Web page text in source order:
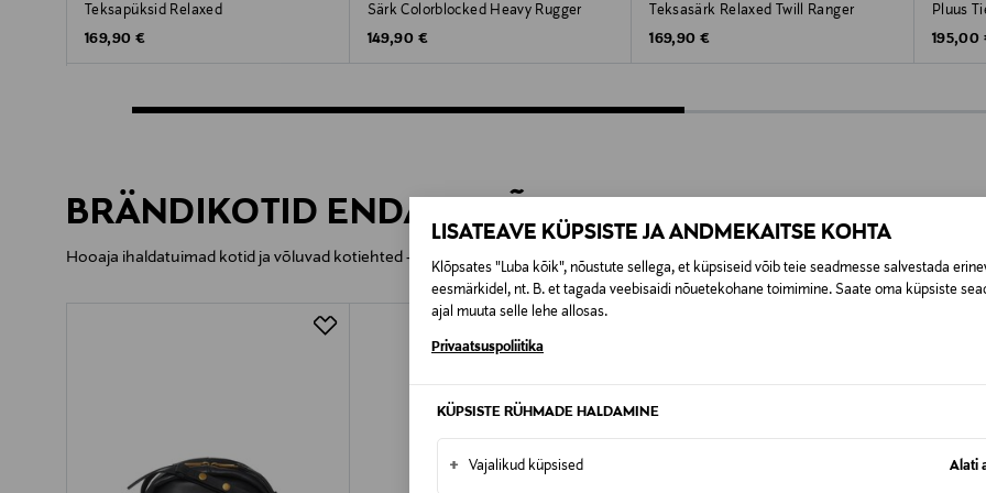
LISATEAVE KÜPSISTE JA ANDMEKAITSE KOHTA
Klõpsates "Luba kõik", nõustute sellega, et küpsiseid võib teie seadmesse salvestada
eesmärkidel, nt. B. et tagada veebisaidi nõuetekohane toimimine. Saate oma küpsiste
ajal muuta selle lehe allosas.
Privaatsuspoliitika
KÜPSISTE RÜHMADE HALDAMINE
+ Vajalikud küpsised Alati
Teksapüksid Relaxed
Original Price
169,90 €
Särk Colorblocked Heavy Rugger
Original Price
149,90 €
Teksasärk Relaxed Twill Ranger
Original Price
169,90 €
Pluus
Original
195,00
BRÄNDIKOTID ENDALE VÕI KINGITUSEKS
Hooaja ihaldatuimad kotid ja võluvad kotiehted – leia siit oma lemmikud nii endale kui ka ajatu kingitusena.